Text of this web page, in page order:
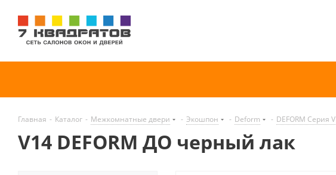
Главная - Каталог - Межкомнатные двери - Экошпон - Deform - DEFORM Серия V
V14 DEFORM ДО черный лак